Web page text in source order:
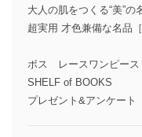
大人の肌をつくる“美”の
超実用 才色兼備な名品［
ボス レースワンピース
SHELF of BOOKS
プレゼント&アンケート